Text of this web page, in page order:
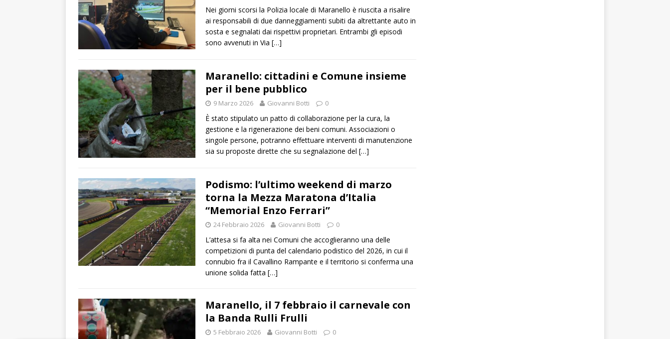
Nei giorni scorsi la Polizia locale di Maranello è riuscita a risalire
ai responsabili di due danneggiamenti subiti da altrettante auto in
sosta e segnalati dai rispettivi proprietari. Entrambi gli episodi
sono avvenuti in Via […]
Maranello: cittadini e Comune insieme
per il bene pubblico
9 Marzo 2026 Giovanni Botti 0
È stato stipulato un patto di collaborazione per la cura, la
gestione e la rigenerazione dei beni comuni. Associazioni o
singole persone, potranno effettuare interventi di manutenzione
sia su proposte dirette che su segnalazione del […]
Podismo: l’ultimo weekend di marzo
torna la Mezza Maratona d’Italia
“Memorial Enzo Ferrari”
24 Febbraio 2026 Giovanni Botti 0
L’attesa si fa alta nei Comuni che accoglieranno una delle
competizioni di punta del calendario podistico del 2026, in cui il
connubio fra il Cavallino Rampante e il territorio si conferma una
unione solida fatta […]
Maranello, il 7 febbraio il carnevale con
la Banda Rulli Frulli
5 Febbraio 2026 Giovanni Botti 0